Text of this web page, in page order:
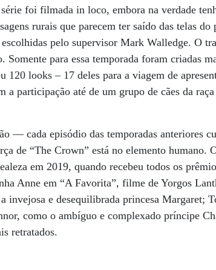
foi filmada in loco, embora na verdade
rurais que parecem ter saído das telas
pelo supervisor Mark Walledge. O
para essa temporada foram criadas
120 looks – 17 deles para a viagem de
a participação até de um grupo de cães da
— cada episódio das temporadas anteriores
de “The Crown” está no elemento humano.
em 2019, quando recebeu todos os
Anne em “A Favorita”, filme de Yorgos
invejosa e desequilibrada princesa Margaret;
como o ambíguo e complexado príncipe
retratados.